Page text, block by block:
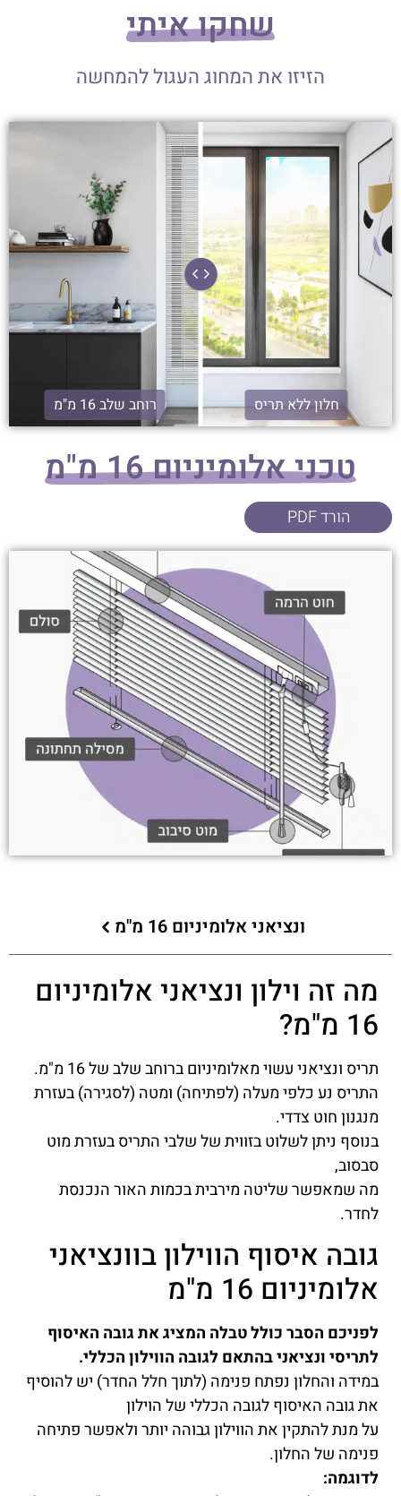
שחקו איתי
הזיזו את המחוג העגול להמחשה
רוחב שלב 16 מ"מ חלון ללא תריס
טכני אלומיניום 16 מ"מ
הורד PDF
ונציאני אלומיניום 16 מ"מ
מה זה וילון ונציאני אלומיניום
16 מ"מ?
תריס ונציאני עשוי מאלומיניום ברוחב שלב של 16 מ"מ.
התריס נע כלפי מעלה (לפתיחה) ומטה (לסגירה) בעזרת
מנגנון חוט צדדי.
בנוסף ניתן לשלוט בזווית של שלבי התריס בעזרת מוט
סבסוב,
מה שמאפשר שליטה מירבית בכמות האור הנכנסת
לחדר.
גובה איסוף הווילון בוונציאני
אלומיניום 16 מ"מ
לפניכם הסבר כולל טבלה המציג את גובה האיסוף
לתריסי ונציאני בהתאם לגובה הווילון הכללי.
במידה והחלון נפתח פנימה (לתוך חלל החדר) יש להוסיף
את גובה האיסוף לגובה הכללי של הוילון
על מנת להתקין את הווילון גבוהה יותר ולאפשר פתיחה
פנימה של החלון.
לדוגמה: